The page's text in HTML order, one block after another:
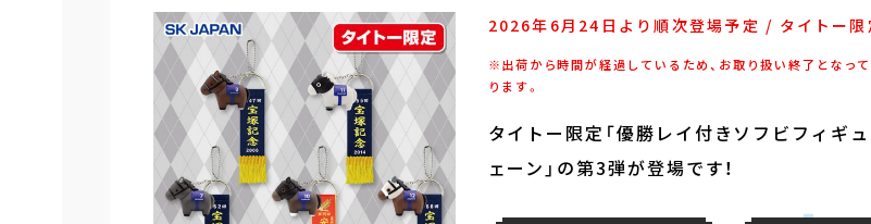
2026年6月24日より順次登場予定 / タイトー限
※出荷から時間が経過しているため、お取り扱い終了となっ
ります。
タイトー限定「優勝レイ付きソフビフィギ
ェーン」の第3弾が登場です！